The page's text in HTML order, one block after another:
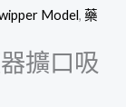
Model, 藥
擴口吸